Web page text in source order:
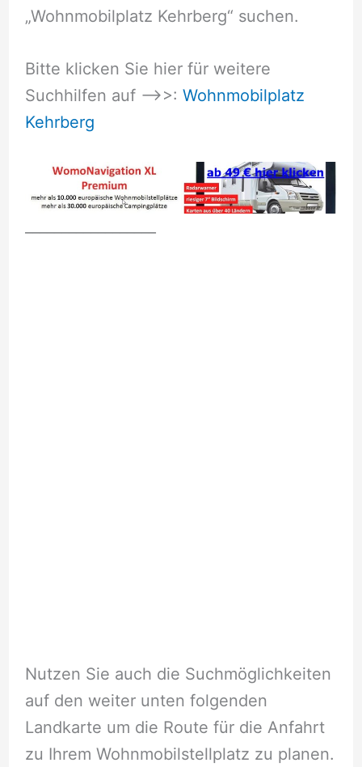
„Wohnmobilplatz Kehrberg“ suchen.
Bitte klicken Sie hier für weitere
Suchhilfen auf –>>: Wohnmobilplatz
Kehrberg
Nutzen Sie auch die Suchmöglichkeiten
auf den weiter unten folgenden
Landkarte um die Route für die Anfahrt
zu Ihrem Wohnmobilstellplatz zu planen.